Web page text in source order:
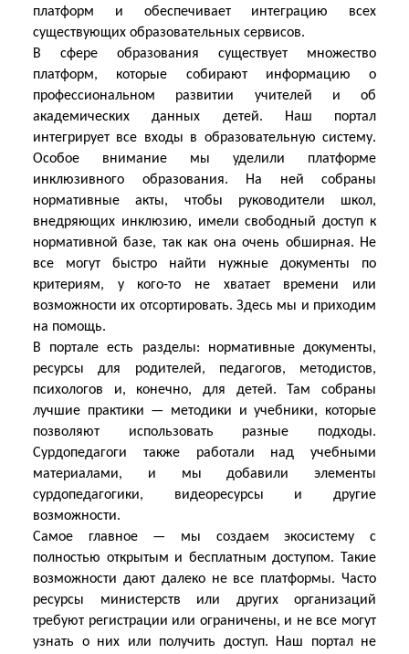
платформ и обеспечивает интеграцию всех
существующих образовательных сервисов.
В сфере образования существует множество
платформ, которые собирают информацию о
профессиональном развитии учителей и об
академических данных детей. Наш портал
интегрирует все входы в образовательную систему.
Особое внимание мы уделили платформе
инклюзивного образования. На ней собраны
нормативные акты, чтобы руководители школ,
внедряющих инклюзию, имели свободный доступ к
нормативной базе, так как она очень обширная. Не
все могут быстро найти нужные документы по
критериям, у кого-то не хватает времени или
возможности их отсортировать. Здесь мы и приходим
на помощь.
В портале есть разделы: нормативные документы,
ресурсы для родителей, педагогов, методистов,
психологов и, конечно, для детей. Там собраны
лучшие практики — методики и учебники, которые
позволяют использовать разные подходы.
Сурдопедагоги также работали над учебными
материалами, и мы добавили элементы
сурдопедагогики, видеоресурсы и другие
возможности.
Самое главное — мы создаем экосистему с
полностью открытым и бесплатным доступом. Такие
возможности дают далеко не все платформы. Часто
ресурсы министерств или других организаций
требуют регистрации или ограничены, и не все могут
узнать о них или получить доступ. Наш портал не